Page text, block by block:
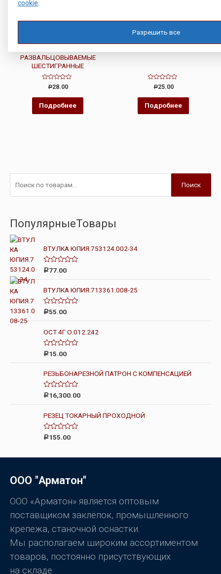
РАЗВАЛЬЦОВЫВАЕМЫЕ
ШЕСТИГРАННЫЕ
Оценка
из
Р28.00
Подробнее
ВТУЛКА РАЗВАЛЬЦОВОЧНАЯ
Оценка
из
Р25.00
Подробнее
Поиск
ПопулярныеТовары
ВТУЛКА ЮПИЯ.753124.002-34
О
е
н
к
а
0
и
з
Р77.00
ВТУЛКА ЮПИЯ.713361.008-25
О
е
н
к
а
0
и
з
Р55.00
ОСТ 4Г О.012.242
О
е
н
к
а
0
и
з
Р15.00
РЕЗЬБОНАРЕЗНОЙ ПАТРОН С КОМПЕНСАЦИЕЙ
О
е
н
к
а
0
и
Р16,300.00
РЕЗЕЦ ТОКАРНЫЙ ПРОХОДНОЙ
О
и
з
Р155.00
ООО "Арматон"
ООО «Арматон» является оптовым
поставщиком заклёпок, промышленного
крепежа, станочной оснастки.
Мы располагаем широким ассортиментом
товаров, постоянно присутствующих
на складе.
cookie
Разрешить все